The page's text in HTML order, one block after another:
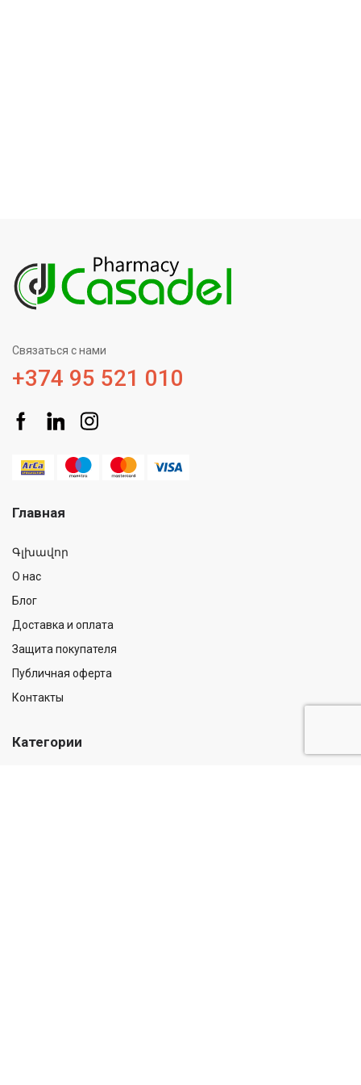
Связаться с нами
+374 95 521 010
Главная
Գլխավոր
О нас
Блог
Доставка и оплата
Защита покупателя
Публичная оферта
Контакты
Категории